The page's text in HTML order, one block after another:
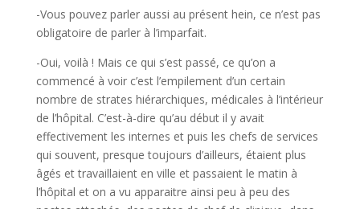
-Vous pouvez parler aussi au présent hein, ce n’est pas
obligatoire de parler à l’imparfait.
-Oui, voilà ! Mais ce qui s’est passé, ce qu’on a
commencé à voir c’est l’empilement d’un certain
nombre de strates hiérarchiques, médicales à l’intérieur
de l’hôpital. C’est-à-dire qu’au début il y avait
effectivement les internes et puis les chefs de services
qui souvent, presque toujours d’ailleurs, étaient plus
âgés et travaillaient en ville et passaient le matin à
l’hôpital et on a vu apparaitre ainsi peu à peu des